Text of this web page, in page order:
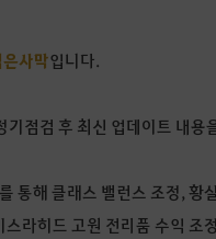
은사막입니다.
기점검 후 최신 업데이트 내용
통해 클래스 밸런스 조정, 황
스라히드 고원 전리품 수익 조